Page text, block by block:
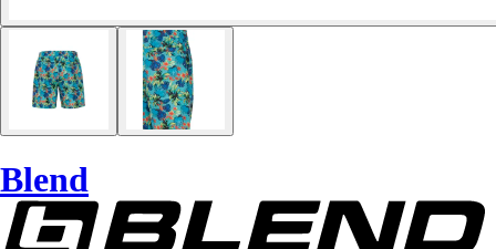
Blend